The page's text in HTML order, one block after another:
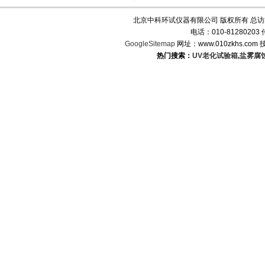
北京中科环试仪器有限公司 版权所有 总
电话：010-81280203
GoogleSitemap 网址：www.010zkhs.com
热门搜索： UV老化试验箱,盐雾腐